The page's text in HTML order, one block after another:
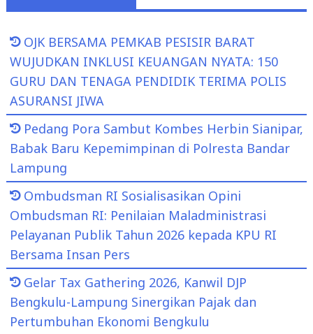
OJK BERSAMA PEMKAB PESISIR BARAT
WUJUDKAN INKLUSI KEUANGAN NYATA: 150
GURU DAN TENAGA PENDIDIK TERIMA POLIS
ASURANSI JIWA
Pedang Pora Sambut Kombes Herbin Sianipar,
Babak Baru Kepemimpinan di Polresta Bandar
Lampung
Ombudsman RI Sosialisasikan Opini
Ombudsman RI: Penilaian Maladministrasi
Pelayanan Publik Tahun 2026 kepada KPU RI
Bersama Insan Pers
Gelar Tax Gathering 2026, Kanwil DJP
Bengkulu-Lampung Sinergikan Pajak dan
Pertumbuhan Ekonomi Bengkulu